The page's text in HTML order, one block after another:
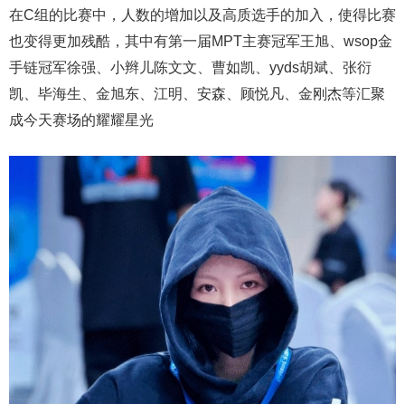
在C组的比赛中，人数的增加以及高质选手的加入，使得比赛
也变得更加残酷，其中有第一届MPT主赛冠军王旭、wsop金
手链冠军徐强、小辫儿陈文文、曹如凯、yyds胡斌、张衍
凯、毕海生、金旭东、江明、安森、顾悦凡、金刚杰等汇聚
成今天赛场的耀耀星光